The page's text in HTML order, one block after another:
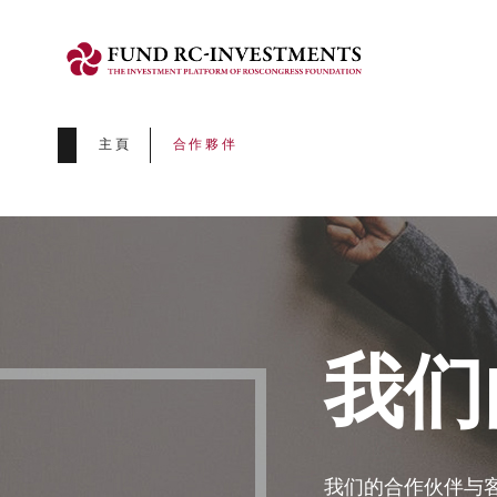
主頁 合作夥伴
我
我们的合作伙伴与